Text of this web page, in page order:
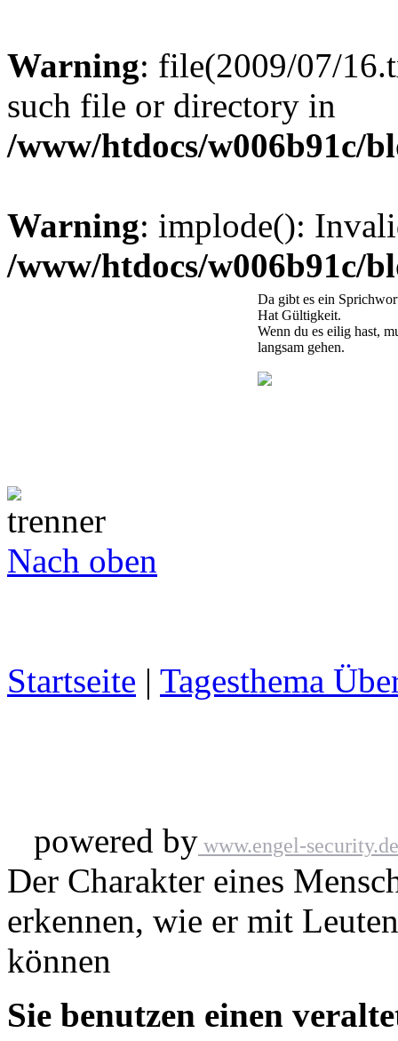
Warning: file(2009/07/
such file or directory in
/www/htdocs/w006b91c/
Warning: implode():
/www/htdocs/w006b91c/
Da gibt es ein
Hat Gültigkeit.
Wenn du es eilig hast,
langsam gehen.
Nach oben
Startseite | Tagesthema
powered by www.engel-security.de
Der Charakter eines
erkennen, wie er mit
können
Sie benutzen einen